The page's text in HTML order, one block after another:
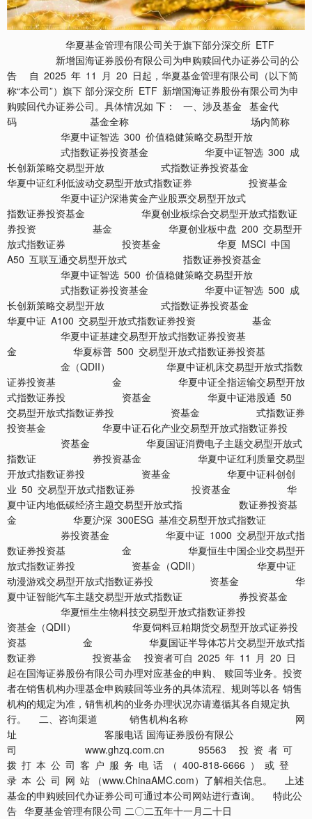
华夏基金管理有限公司关于旗下部分深交所 ETF
新增国海证券股份有限公司为申购赎回代办证券公司的公
告 自 2025 年 11 月 20 日起，华夏基金管理有限公司（以下简
称“本公司”）旗下 部分深交所 ETF 新增国海证券股份有限公司为申
购赎回代办证券公司。具体情况如 下： 一、涉及基金 基金代
码 基金全称 场内简称
华夏中证智选 300 价值稳健策略交易型开放
式指数证券投资基金 华夏中证智选 300 成
长创新策略交易型开放 式指数证券投资基金
华夏中证红利低波动交易型开放式指数证券 投资基金
华夏中证沪深港黄金产业股票交易型开放式
指数证券投资基金 华夏创业板综合交易型开放式指数证
券投资 基金 华夏创业板中盘 200 交易型开
放式指数证券 投资基金 华夏 MSCI 中国
A50 互联互通交易型开放式 指数证券投资基金
华夏中证智选 500 价值稳健策略交易型开放
式指数证券投资基金 华夏中证智选 500 成
长创新策略交易型开放 式指数证券投资基金
华夏中证 A100 交易型开放式指数证券投资 基金
华夏中证基建交易型开放式指数证券投资基
金 华夏标普 500 交易型开放式指数证券投资基
金（QDII） 华夏中证机床交易型开放式指数
证券投资基 金 华夏中证全指运输交易型开放
式指数证券投 资基金 华夏中证港股通 50
交易型开放式指数证券投 资基金 式指数证券
投资基金 华夏中证石化产业交易型开放式指数证券投
资基金 华夏国证消费电子主题交易型开放式
指数证 券投资基金 华夏中证红利质量交易型
开放式指数证券投 资基金 华夏中证科创创
业 50 交易型开放式指数证券 投资基金 华
夏中证内地低碳经济主题交易型开放式指 数证券投资基
金 华夏沪深 300ESG 基准交易型开放式指数证
券投资基金 华夏中证 1000 交易型开放式指
数证券投资基 金 华夏恒生中国企业交易型开
放式指数证券投 资基金（QDII） 华夏中证
动漫游戏交易型开放式指数证券投 资基金 华
夏中证智能汽车主题交易型开放式指数证 券投资基金
华夏恒生生物科技交易型开放式指数证券投
资基金（QDII） 华夏饲料豆粕期货交易型开放式证券投
资基 金 华夏国证半导体芯片交易型开放式指
数证券 投资基金 投资者可自 2025 年 11 月 20 日
起在国海证券股份有限公司办理对应基金的申购、 赎回等业务。投资
者在销售机构办理基金申购赎回等业务的具体流程、规则等以各 销售
机构的规定为准，销售机构的业务办理状况亦请遵循其各自规定执
行。 二、咨询渠道 销售机构名称 网
址 客服电话 国海证券股份有限公
司 www.ghzq.com.cn 95563 投 资 者 可
拨 打 本 公 司 客 户 服 务 电 话 （ 400-818-6666 ） 或 登
录 本 公 司 网 站 （www.ChinaAMC.com）了解相关信息。 上述
基金的申购赎回代办证券公司可通过本公司网站进行查询。 特此公
告 华夏基金管理有限公司 二〇二五年十一月二十日